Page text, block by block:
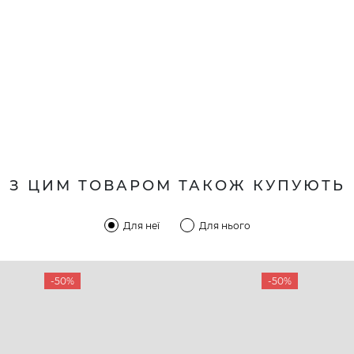
З ЦИМ ТОВАРОМ ТАКОЖ КУПУЮТЬ
Для неї Для нього
-50% -50%